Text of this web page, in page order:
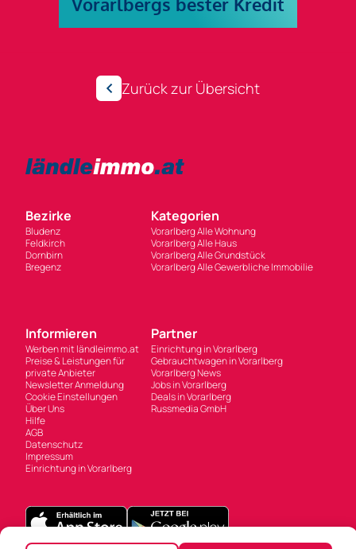
Zurück zur Übersicht
Bezirke
Bludenz
Feldkirch
Dornbirn
Bregenz
Kategorien
Vorarlberg Alle Wohnung
Vorarlberg Alle Haus
Vorarlberg Alle Grundstück
Vorarlberg Alle Gewerbliche Immobilie
Informieren
Werben mit ländleimmo.at
Preise & Leistungen für
private Anbieter
Newsletter Anmeldung
Cookie Einstellungen
Über Uns
Hilfe
AGB
Datenschutz
Impressum
Einrichtung in Vorarlberg
Partner
Einrichtung in Vorarlberg
Gebrauchtwagen in Vorarlberg
Vorarlberg News
Jobs in Vorarlberg
Deals in Vorarlberg
Russmedia GmbH